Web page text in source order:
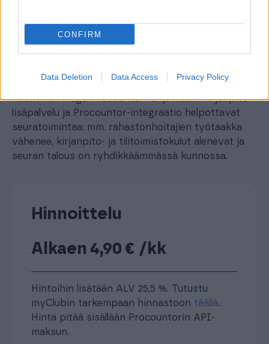
CONFIRM
Data Deletion Data Access Privacy Policy
saumattomasti Finago Procountorin taloushallinnon
ohjelmistoon.
kuukausittain suorite- tai maksuperusteisesti
koontina Finago Procountor -ohjelmaan. Kirjanpito-
lisäpalvelu ja Procountor-integraatio helpottavat
seuratoimintaa: mm. rahastonhoitajien työtaakka
vähenee, kirjanpito- ja tilitoimistokulut alenevat ja
seuran talous on ryhdikkäämmässä kunnossa.
Hinnoittelu
Alkaen 4,90 € /kk
Hintoihin lisätään ALV 25,5 %. Tutustu
myClubin tarkempaan hinnastoon täällä.
Hinta pitää sisällään Procountorin API-
maksun.